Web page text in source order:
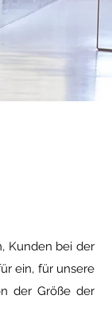
Kunden bei der
ein, für unsere
der Größe der